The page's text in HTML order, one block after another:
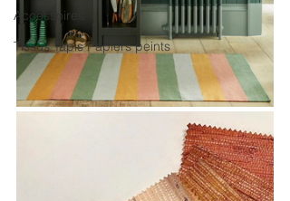
Accessoires
Tissus Tapis Papiers peints